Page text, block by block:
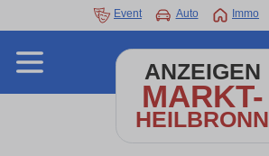
Event Auto Immo
ANZEIGEN
MARKT-
HEILBRONN